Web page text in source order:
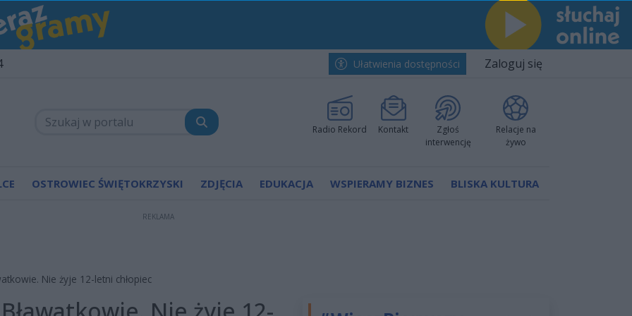
Ułatwienia dostępności Zaloguj się
Radio Rekord Kontakt
Zgłoś
interwencję
Relacje na
żywo
OSTROWIEC ŚWIĘTOKRZYSKI ZDJĘCIA EDUKACJA WSPIERAMY BIZNES BLISKA KULTURA
REKLAMA
Nie żyje 12-letni chłopiec